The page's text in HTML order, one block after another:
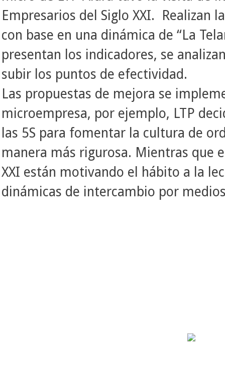
Empresarios del Siglo XXI. Realizan
con base en una dinámica de “La
presentan los indicadores, se
subir los puntos de efectividad.
Las propuestas de mejora se
microempresa, por ejemplo, LTP
las 5S para fomentar la cultura de
manera más rigurosa. Mientras que
XXI están motivando el hábito a la
dinámicas de intercambio por